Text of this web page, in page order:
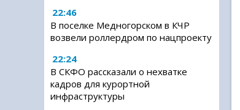
22:46
В поселке Медногорском в КЧР
возвели роллердром по нацпроекту
22:24
В СКФО рассказали о нехватке
кадров для курортной
инфраструктуры